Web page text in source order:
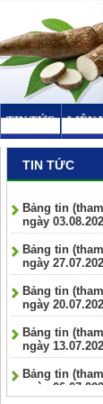
TIN TỨC LIÊN
TIN TỨC
Bảng tin
ngày
Bảng tin
ngày
Bảng tin
ngày
Bảng tin
ngày
Bảng tin
ngày